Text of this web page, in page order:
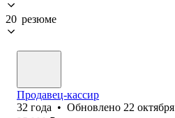
20 резюме
Продавец-кассир
32 года • Обновлено 22